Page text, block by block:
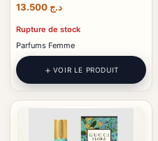
د.ج
Rupture de stock
Parfums Femme
VOIR LE PRODUIT